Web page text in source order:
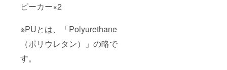
ピーカー×2
※PUとは、「Polyurethane
（ポリウレタン）」の略で
す。